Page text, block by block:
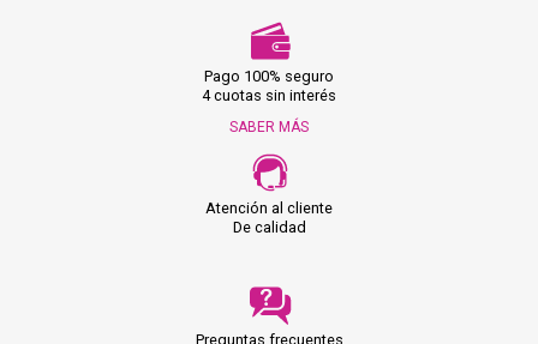
Pago 100% seguro
4 cuotas sin interés
SABER MÁS
Atención al cliente
De calidad
Preguntas frecuentes